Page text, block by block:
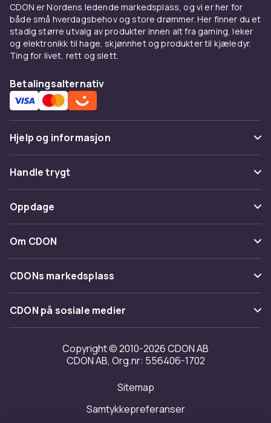
CDON er Nordens ledende markedsplass, og vi er her for
både små hverdagsbehov og store drømmer. Her finner du et
stadig større utvalg av produkter innen alt fra gaming, leker
og elektronikk til hage, skjønnhet og produkter til kjæledyr.
Ting for livet, rett og slett.
Betalingsalternativ
Hjelp og informasjon
Vanlige spørsmål
Spor pakke
Angre & returner her
Kontakt oss
Handle trygt
Betaling
Levering
Tilbakekallinger
Oppdage
Kategorier
Varemerker
Om CDON
Om oss
Kundeanmeldelser
Jobbe på CDON
Investor relations
Tilgjengelighet
CDONs markedsplass
Merchant Help Center
CDON på sosiale medier
Copyright © 2010-2026 CDON AB
CDON AB, Org.nr: 556406-1702
Sitemap
Samtykkepreferanser